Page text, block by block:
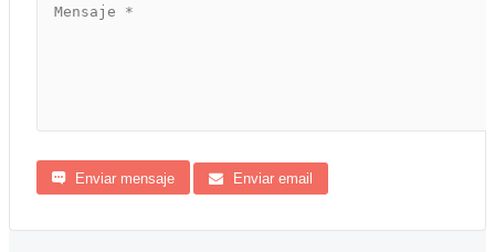
Enviar mensaje Enviar email